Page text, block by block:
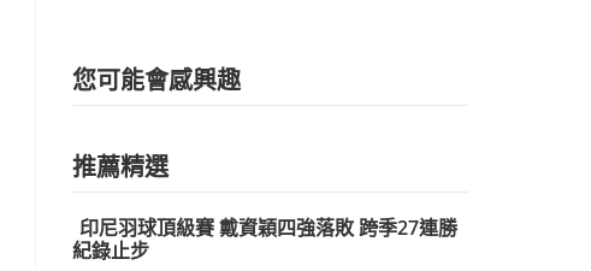
您可能會感興趣
推薦精選
印尼羽球頂級賽 戴資穎四強落敗 跨季27連勝
紀錄止步